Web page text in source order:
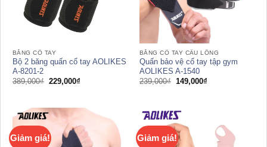
BĂNG CỔ TAY
Bộ 2 băng quấn cổ tay AOLIKES
A-8201-2
389,000₫ Giá
229,000₫Giá
229,000₫.
BĂNG CỔ TAY CẦU LÔNG
Quấn bảo vệ cổ tay tập gym
AOLIKES A-1540
239,000₫ Giá
149,000₫Giá
Giảm giá! Giảm giá!